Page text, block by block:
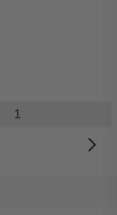
Produkt
arrow_forward_ios